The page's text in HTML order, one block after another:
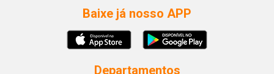
Baixe já nosso APP
Departamentos